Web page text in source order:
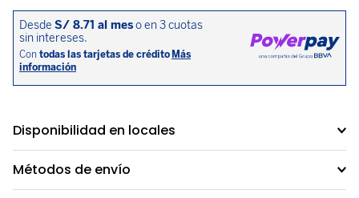
Disponibilidad en locales
Métodos de envío